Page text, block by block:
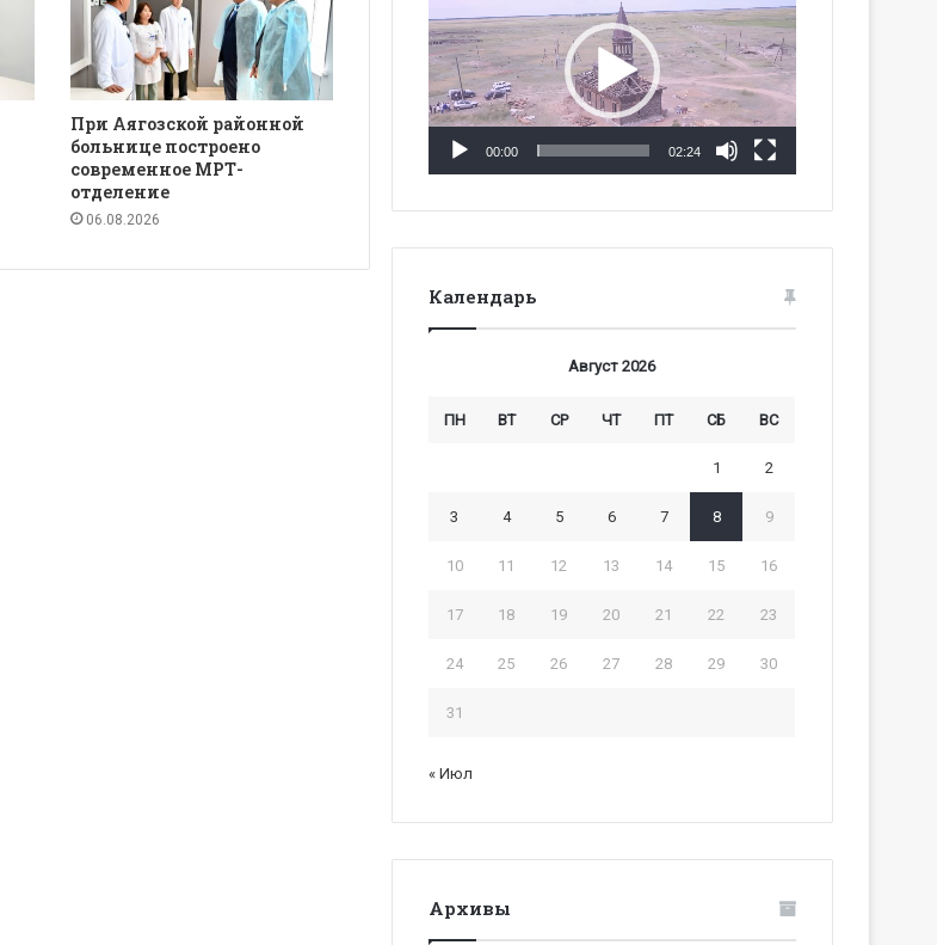
При Аягозской районной
больнице построено
современное МРТ-
отделение
06.08.2026
00:00 02:24
Календарь
Август 2026
ПН ВТ СР ЧТ ПТ СБ ВС
1 2
3 4 5 6 7 8 9
10 11 12 13 14 15 16
17 18 19 20 21 22 23
24 25 26 27 28 29 30
31
« Июл
Архивы